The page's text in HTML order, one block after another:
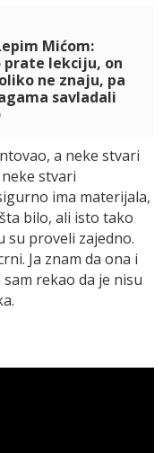
Mićom:
prate lekciju, on
ne znaju, pa
savladali
a neke stvari
stvari
ima materijala,
bilo, ali isto tako
su proveli zajedno.
Ja znam da ona i
rekao da je nisu